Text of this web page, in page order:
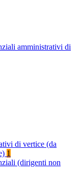
amministrativi di
di vertice (da
1
(dirigenti non